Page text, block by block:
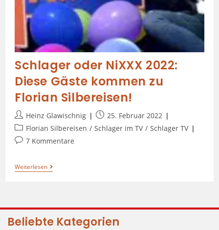
Schlager oder NiXXX 2022:
Diese Gäste kommen zu
Florian Silbereisen!
Heinz Glawischnig
25. Februar 2022
Florian Silbereisen / Schlager im TV / Schlager TV
7 Kommentare
Weiterlesen
Beliebte Kategorien